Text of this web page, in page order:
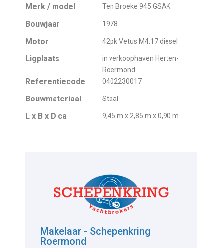
Merk / model Ten Broeke 945 GSAK
Bouwjaar 1978
Motor 42pk Vetus M4.17 diesel
Ligplaats
in verkoophaven Herten-
Roermond
Referentiecode 0402230017
Bouwmateriaal Staal
L x B x D ca 9,45 m x 2,85 m x 0,90 m
Makelaar - Schepenkring
Roermond